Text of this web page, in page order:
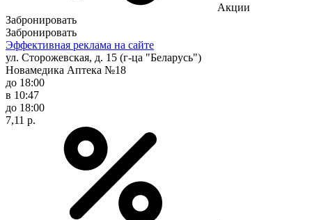
Акции
Забронировать
Забронировать
Эффективная реклама на сайте
ул. Сторожевская, д. 15 (г-ца "Беларусь")
Новамедика Аптека №18
до 18:00
в 10:47
до 18:00
7,11 р.